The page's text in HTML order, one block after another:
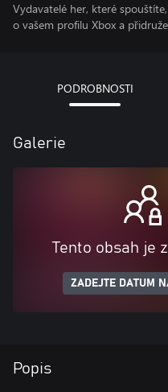
Vydavatelé her, které
o vašem profilu Xbox a
PODROBNOSTI
Galerie
Tento obsah je
ZADEJTE DATUM
Popis